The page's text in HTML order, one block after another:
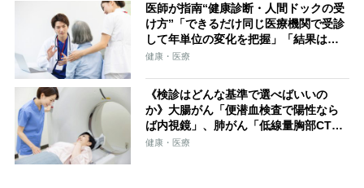
医師が指南“健康診断・人間ドックの受
け方”「できるだけ同じ医療機関で受診
して年単位の変化を把握」「結果はそ
の後の行動につなげることが大事」
健康・医療
《検診はどんな基準で選べばいいの
か》大腸がん「便潜血検査で陽性なら
ば内視鏡」、肺がん「低線量胸部CT検
査は高リスクの人向け」、胃がん「選
健康・医療